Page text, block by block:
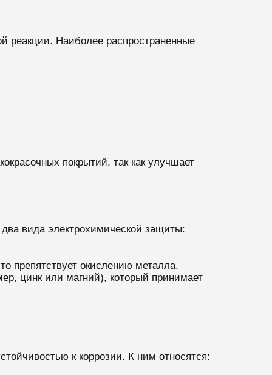
реакции. Наиболее распространенные
покрытий, так как улучшает
вида электрохимической защиты:
препятствует окислению металла.
цинк или магний), который принимает
к коррозии. К ним относятся: